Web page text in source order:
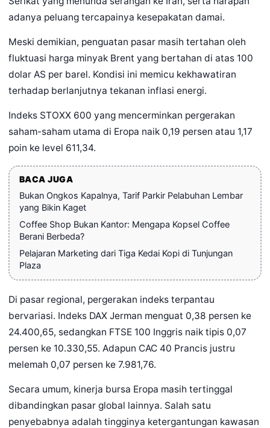
adanya peluang tercapainya kesepakatan damai.
Meski demikian, penguatan pasar masih tertahan oleh
fluktuasi harga minyak Brent yang bertahan di atas 100
dolar AS per barel. Kondisi ini memicu kekhawatiran
terhadap berlanjutnya tekanan inflasi energi.
Indeks STOXX 600 yang mencerminkan pergerakan
saham-saham utama di Eropa naik 0,19 persen atau 1,17
poin ke level 611,34.
BACA JUGA
Bukan Ongkos Kapalnya, Tarif Parkir Pelabuhan Lembar
yang Bikin Kaget
Coffee Shop Bukan Kantor: Mengapa Kopsel Coffee
Berani Berbeda?
Pelajaran Marketing dari Tiga Kedai Kopi di Tunjungan
Plaza
Di pasar regional, pergerakan indeks terpantau
bervariasi. Indeks DAX Jerman menguat 0,38 persen ke
24.400,65, sedangkan FTSE 100 Inggris naik tipis 0,07
persen ke 10.330,55. Adapun CAC 40 Prancis justru
melemah 0,07 persen ke 7.981,76.
Secara umum, kinerja bursa Eropa masih tertinggal
dibandingkan pasar global lainnya. Salah satu
penyebabnya adalah tingginya ketergantungan kawasan